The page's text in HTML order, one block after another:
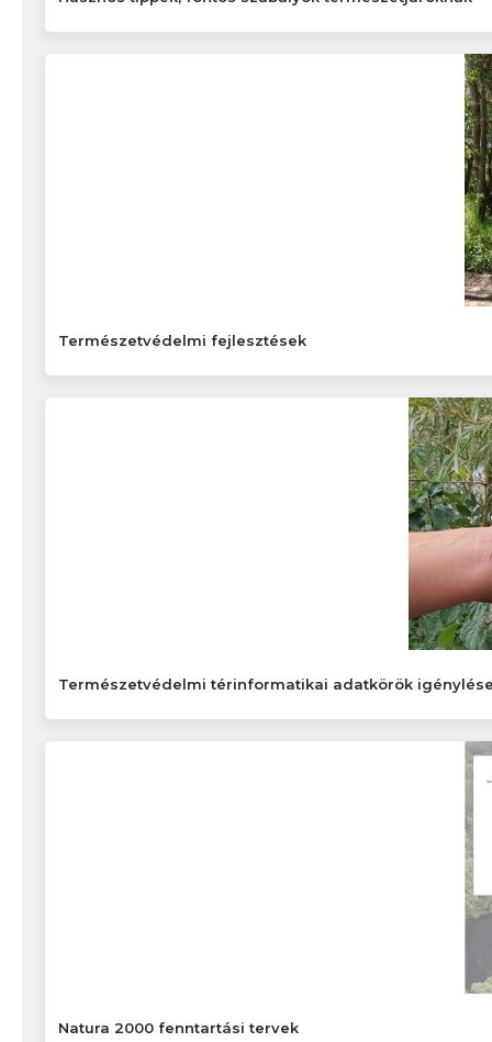
Természetvédelmi fejlesztések
Természetvédelmi térinformatikai adatkörök
Natura 2000 fenntartási tervek